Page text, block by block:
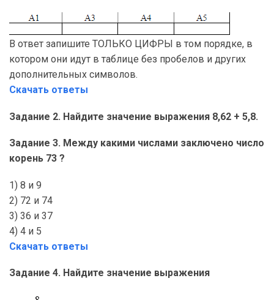
В ответ запишите ТОЛЬКО ЦИФРЫ в том порядке, в
котором они идут в таблице без пробелов и других
дополнительных символов.
Скачать ответы
Задание 2. Найдите значение выражения 8,62 + 5,8.
Задание 3. Между какими числами заключено число
корень 73 ?
1) 8 и 9
2) 72 и 74
3) 36 и 37
4) 4 и 5
Скачать ответы
Задание 4. Найдите значение выражения